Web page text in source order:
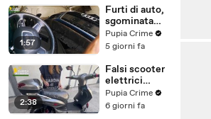
(31.07.26)
1:57
Furti di auto,
sgominata
banda
specializzata:
(31.07.26)
Pupia Crime
5 giorni fa
2:38
Falsi scooter
elettrici
venduti come
e-bike:
Pupia Crime
6 giorni fa